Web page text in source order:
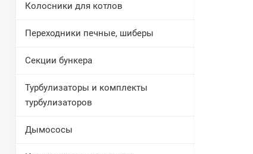
Колосники для котлов
Переходники печные, шиберы
Секции бункера
Турбулизаторы и комплекты
турбулизаторов
Дымососы